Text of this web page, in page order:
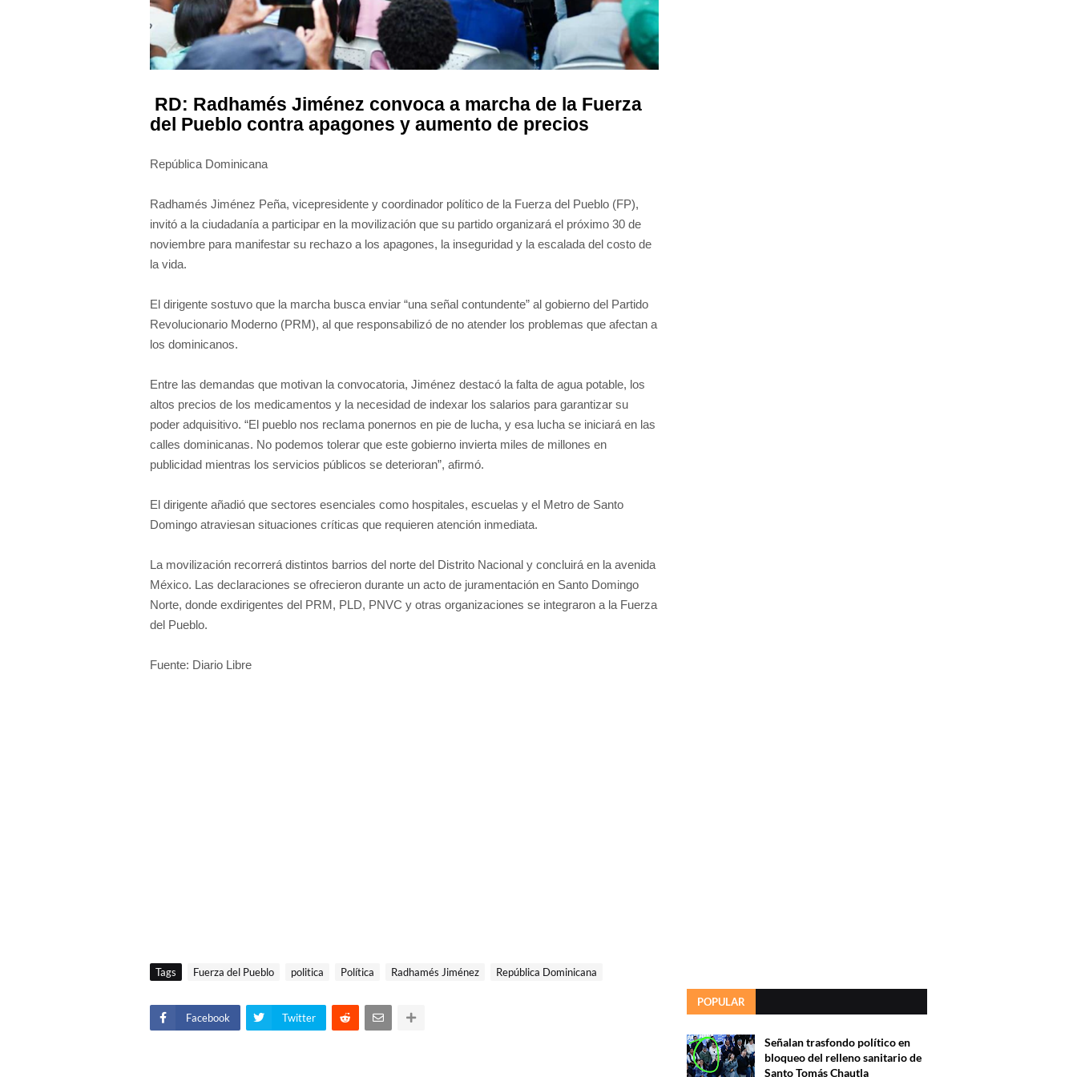
RD: Radhamés Jiménez convoca a marcha de la Fuerza
del Pueblo contra apagones y aumento de precios
República Dominicana
Radhamés Jiménez Peña, vicepresidente y coordinador político de la Fuerza del Pueblo (FP),
invitó a la ciudadanía a participar en la movilización que su partido organizará el próximo 30 de
noviembre para manifestar su rechazo a los apagones, la inseguridad y la escalada del costo de
la vida.
El dirigente sostuvo que la marcha busca enviar “una señal contundente” al gobierno del Partido
Revolucionario Moderno (PRM), al que responsabilizó de no atender los problemas que afectan a
los dominicanos.
Entre las demandas que motivan la convocatoria, Jiménez destacó la falta de agua potable, los
altos precios de los medicamentos y la necesidad de indexar los salarios para garantizar su
poder adquisitivo. “El pueblo nos reclama ponernos en pie de lucha, y esa lucha se iniciará en las
calles dominicanas. No podemos tolerar que este gobierno invierta miles de millones en
publicidad mientras los servicios públicos se deterioran”, afirmó.
El dirigente añadió que sectores esenciales como hospitales, escuelas y el Metro de Santo
Domingo atraviesan situaciones críticas que requieren atención inmediata.
La movilización recorrerá distintos barrios del norte del Distrito Nacional y concluirá en la avenida
México. Las declaraciones se ofrecieron durante un acto de juramentación en Santo Domingo
Norte, donde exdirigentes del PRM, PLD, PNVC y otras organizaciones se integraron a la Fuerza
del Pueblo.
Fuente: Diario Libre
Tags Fuerza del Pueblo politica Política Radhamés Jiménez República Dominicana
Facebook Twitter
POPULAR
Señalan trasfondo político en
bloqueo del relleno sanitario de
Santo Tomás Chautla